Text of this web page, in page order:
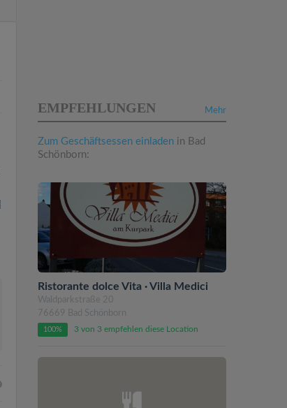
Mehr
EMPFEHLUNGEN
Zum Geschäftsessen einladen in Bad
Schönborn:
Ristorante dolce Vita · Villa Medici
Waldparkstraße 20
76669 Bad Schönborn
100% 3 von 3 empfehlen diese Location